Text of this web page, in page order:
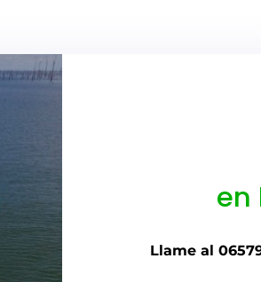
en
Llame al